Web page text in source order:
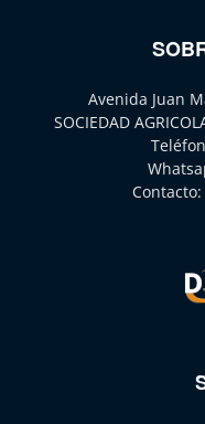
Avenida Juan
SOCIEDAD
Contacto: